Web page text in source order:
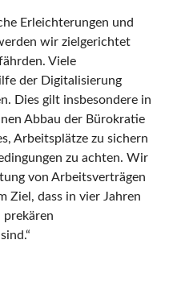
Erleichterungen und
wir zielgerichtet
Viele
der Digitalisierung
Dies gilt insbesondere in
Abbau der Bürokratie
Arbeitsplätze zu sichern
zu achten. Wir
von Arbeitsverträgen
Ziel, dass in vier Jahren